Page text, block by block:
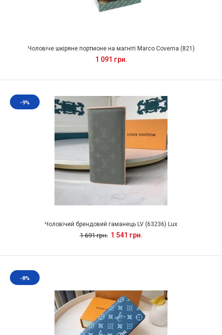
Чоловіче шкіряне портмоне на магніті Marco Coverna (821)
1 091 грн.
-9%
Чоловічий брендовий гаманець LV (63236) Lux
1 691 грн. 1 541 грн.
-8%